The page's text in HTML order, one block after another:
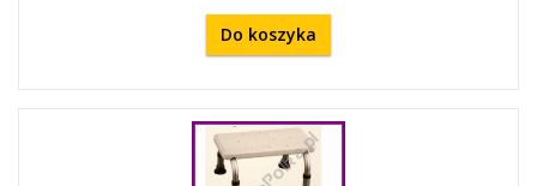
Do koszyka